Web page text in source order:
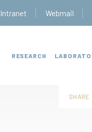
Intranet Webmail
RESEARCH
SHARE